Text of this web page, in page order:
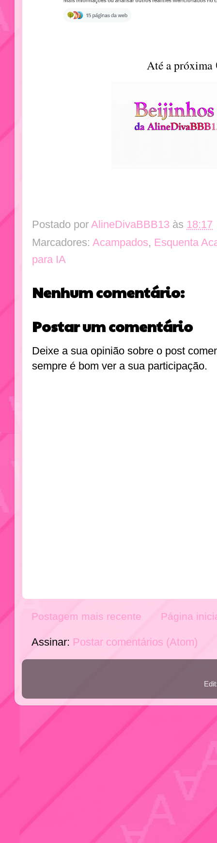
Até a
Postado por AlineDivaBBB13 às 18:17
Marcadores: Acampados, Esquenta
para IA
Nenhum comentário:
Postar um comentário
Deixe a sua opinião sobre o post
sempre é bom ver a sua participação.
Postagem mais recente Página
Assinar: Postar comentários (Atom)